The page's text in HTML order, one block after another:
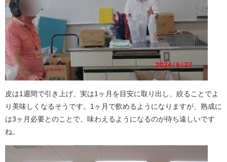
皮は1週間で引き上げ、実は1ヶ月を目安に取り出し、絞ることでよ
り美味しくなるそうです。1ヶ月で飲めるようになりますが、熟成に
は3ヶ月必要とのことで、味わえるようになるのが待ち遠しいです
ね。